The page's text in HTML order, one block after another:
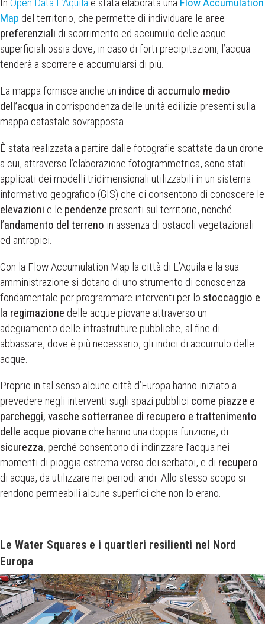
Map del territorio, che permette di individuare le aree
preferenziali di scorrimento ed accumulo delle acque
superficiali ossia dove, in caso di forti precipitazioni, l’acqua
tenderà a scorrere e accumularsi di più.
La mappa fornisce anche un indice di accumulo medio
dell’acqua in corrispondenza delle unità edilizie presenti sulla
mappa catastale sovrapposta.
È stata realizzata a partire dalle fotografie scattate da un drone
a cui, attraverso l’elaborazione fotogrammetrica, sono stati
applicati dei modelli tridimensionali utilizzabili in un sistema
informativo geografico (GIS) che ci consentono di conoscere le
elevazioni e le pendenze presenti sul territorio, nonché
l’andamento del terreno in assenza di ostacoli vegetazionali
ed antropici.
Con la Flow Accumulation Map la città di L’Aquila e la sua
amministrazione si dotano di uno strumento di conoscenza
fondamentale per programmare interventi per lo stoccaggio e
la regimazione delle acque piovane attraverso un
adeguamento delle infrastrutture pubbliche, al fine di
abbassare, dove è più necessario, gli indici di accumulo delle
acque.
Proprio in tal senso alcune città d’Europa hanno iniziato a
prevedere negli interventi sugli spazi pubblici come piazze e
parcheggi, vasche sotterranee di recupero e trattenimento
delle acque piovane che hanno una doppia funzione, di
sicurezza, perché consentono di indirizzare l’acqua nei
momenti di pioggia estrema verso dei serbatoi, e di recupero
di acqua, da utilizzare nei periodi aridi. Allo stesso scopo si
rendono permeabili alcune superfici che non lo erano.
Le Water Squares e i quartieri resilienti nel Nord
Europa